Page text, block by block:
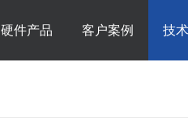
硬件产品 客户案例 技